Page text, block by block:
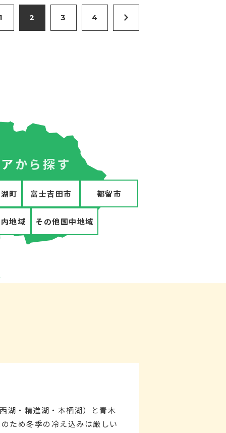
1 2 3 4
から探す
町 富士吉田市 都留市
地域 その他国中地域
湖・精進湖・本栖湖）と青木
ため冬季の冷え込みは厳しい